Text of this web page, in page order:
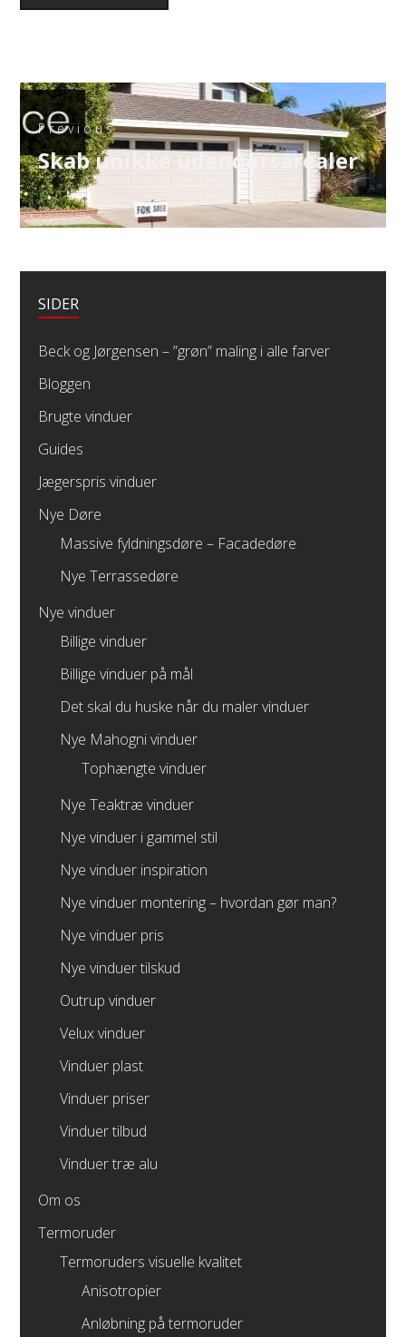
Indlægsnavigation
Previous
Previous
post:
Skab unikke udendørsarealer
SIDER
Beck og Jørgensen – ”grøn” maling i alle farver
Bloggen
Brugte vinduer
Guides
Jægerspris vinduer
Nye Døre
Massive fyldningsdøre – Facadedøre
Nye Terrassedøre
Nye vinduer
Billige vinduer
Billige vinduer på mål
Det skal du huske når du maler vinduer
Nye Mahogni vinduer
Tophængte vinduer
Nye Teaktræ vinduer
Nye vinduer i gammel stil
Nye vinduer inspiration
Nye vinduer montering – hvordan gør man?
Nye vinduer pris
Nye vinduer tilskud
Outrup vinduer
Velux vinduer
Vinduer plast
Vinduer priser
Vinduer tilbud
Vinduer træ alu
Om os
Termoruder
Termoruders visuelle kvalitet
Anisotropier
Anløbning på termoruder